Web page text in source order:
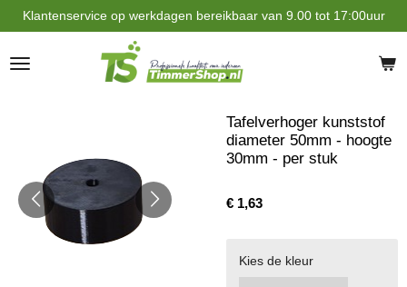
Ga
direct
naar
de
Klantenservice op werkdagen bereikbaar van 9.00 tot 17:00uur
Tafelverhoger kunststof
diameter 50mm - hoogte
30mm - per stuk
€ 1,63
Kies de kleur